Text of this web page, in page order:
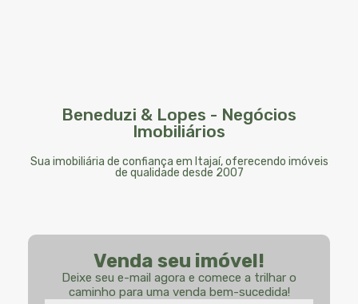
Beneduzi & Lopes - Negócios
Imobiliários
Sua imobiliária de confiança em Itajaí, oferecendo imóveis
de qualidade desde 2007
Venda seu imóvel!
Deixe seu e-mail agora e comece a trilhar o
caminho para uma venda bem-sucedida!